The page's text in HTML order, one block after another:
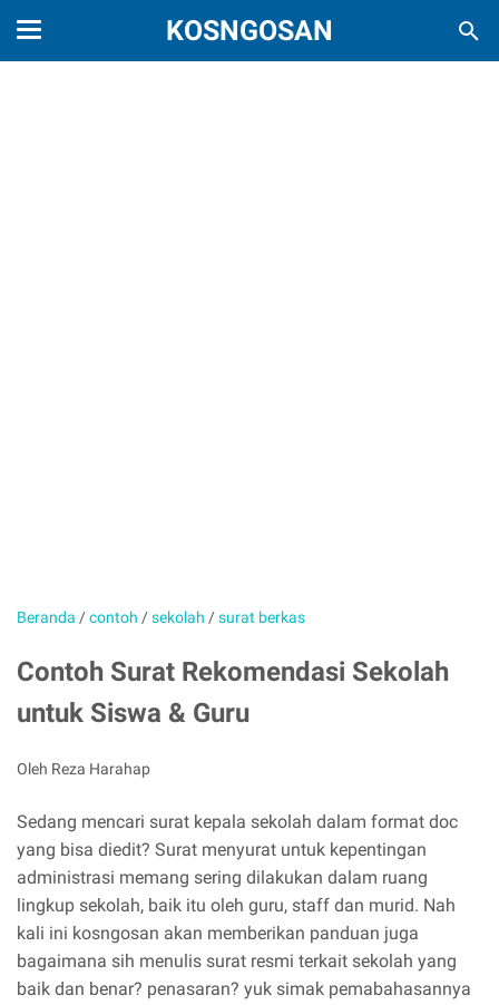
KOSNGOSAN
Beranda /contoh /sekolah /surat berkas
Contoh Surat Rekomendasi Sekolah
untuk Siswa & Guru
Oleh Reza Harahap
Sedang mencari surat kepala sekolah dalam format doc
yang bisa diedit? Surat menyurat untuk kepentingan
administrasi memang sering dilakukan dalam ruang
lingkup sekolah, baik itu oleh guru, staff dan murid. Nah
kali ini kosngosan akan memberikan panduan juga
bagaimana sih menulis surat resmi terkait sekolah yang
baik dan benar? penasaran? yuk simak pemabahasannya